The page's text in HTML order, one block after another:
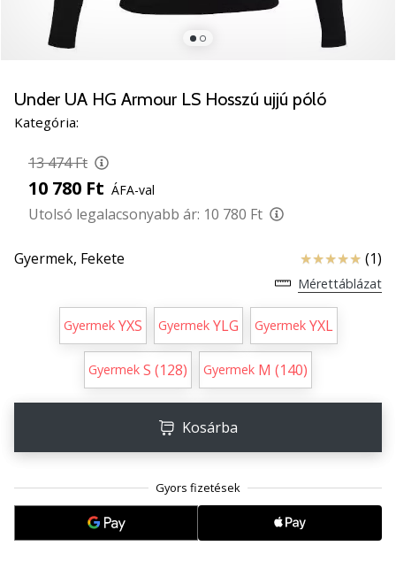
Ismerd
új
PUMA
Accelerate
SQD
kézilabda
Fedezd
fel
technikai
újdonságokat
megéri…
•
3 perces olvasási idő
Under UA HG Armour LS Hosszú ujjú póló
Kategória:
13 474 Ft
10 780 Ft ÁFA-val
Utolsó legalacsonyabb ár: 10 780 Ft
Gyermek, Fekete Értékelés (1)
Mérettáblázat
Gyermek YXS Gyermek YLG Gyermek YXL
Gyermek S (128) Gyermek M (140)
Kosárba